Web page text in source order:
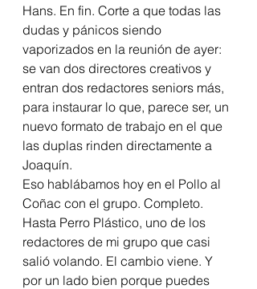
Hans. En fin. Corte a que todas las
dudas y pánicos siendo
vaporizados en la reunión de ayer:
se van dos directores creativos y
entran dos redactores seniors más,
para instaurar lo que, parece ser, un
nuevo formato de trabajo en el que
las duplas rinden directamente a
Joaquín.
Eso hablábamos hoy en el Pollo al
Coñac con el grupo. Completo.
Hasta Perro Plástico, uno de los
redactores de mi grupo que casi
salió volando. El cambio viene. Y
por un lado bien porque puedes